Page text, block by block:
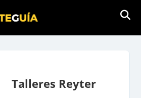
Talleres Reyter